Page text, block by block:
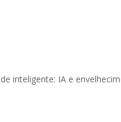
inteligente: IA e